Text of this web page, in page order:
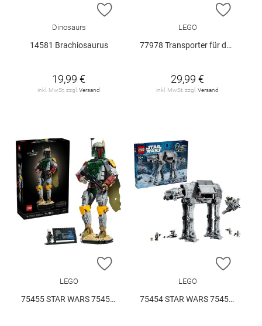
ZUR WUNSCHLISTE HINZUFÜGEN
Dinosaurs
14581 Brachiosaurus
19,99 €
inkl. MwSt. zzgl.Versand
ZUR
LEGO
77978 Transporter für den Jungen T.. V29
29,99 €
inkl. MwSt. zzgl.Versand
ZUR WUNSCHLISTE HINZUFÜGEN
LEGO
75455 STAR WARS 75455 V29
ZUR
LEGO
75454 STAR WARS 75454 V29